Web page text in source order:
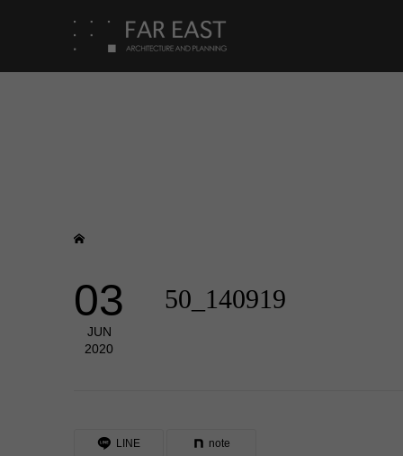
03
JUN
2020
50_140919
LINE note